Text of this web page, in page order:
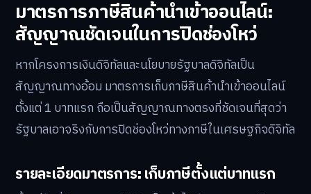
มาตรการภาษีสินค้านำเข้าออนไลน์:
สัญญาณชัดเจนในการปิดช่องโหว่
หากโครงการเงินดิจิทัลและนโยบายรัฐบาลดิจิทัลเป็น
สัญญาณทางอ้อม มาตรการเก็บภาษีสินค้านำเข้าออนไลน์
ตั้งแต่ 1 บาทแรก ถือเป็นสัญญาณทางตรงที่ชัดเจนที่สุดว่า
รัฐบาลเอาจริงกับการปิดช่องโหว่ทางภาษีในเศรษฐกิจดิจิทัล
รายละเอียดมาตรการ: เก็บภาษีตั้งแต่บาทแรก